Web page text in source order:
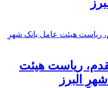
ریاست هیئت
البرز